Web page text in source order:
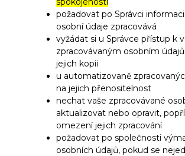
požadovat po Správci
osobní údaje zpracovává
vyžádat si u Správce přístup k
zpracovávaným osobním
jejich kopii
u automatizovaně
na jejich přenositelnost
nechat vaše zpracovávané
aktualizovat nebo opravit,
omezení jejich zpracování
požadovat po společnosti
osobních údajů, pokud se